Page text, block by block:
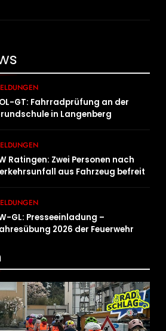
GT: Fahrradprüfung an der
in Langenberg
Ratingen: Zwei Personen nach
aus Fahrzeug befreit
GL: Presseeinladung –
2026 der Feuerwehr